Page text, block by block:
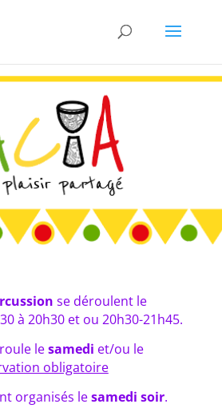
se déroulent le
à 20h30 et ou 20h30-21h45.
lesamedi et/ou le
obligatoire
organisés lesamedi soir.